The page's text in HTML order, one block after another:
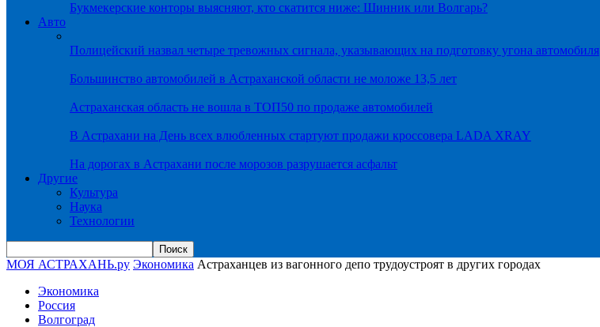
Букмекерские конторы выясняют, кто скатится ниже: Шинник или Волгарь?
Авто
Полицейский назвал четыре тревожных сигнала, указывающих на подготовку угона автомобиля
Большинство автомобилей в Астраханской области не моложе 13,5 лет
Астраханская область не вошла в ТОП50 по продаже автомобилей
В Астрахани на День всех влюбленных стартуют продажи кроссовера LADA XRAY
На дорогах в Астрахани после морозов разрушается асфальт
Другие
Культура
Наука
Технологии
МОЯ АСТРАХАНЬ.ру Экономика Астраханцев из вагонного депо трудоустроят в других городах
Экономика
Россия
Волгоград